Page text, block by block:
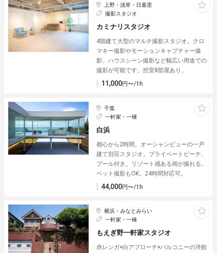
上野・浅草・日暮里
撮影スタジオ
カミナリスタジオ
4階建て大型のマルチ撮影スタジオ。クロ
マキー撮影やモーションキャプチャー撮
影、ハウスシーン撮影など幅広い用途での
撮影が可能です。控室8部屋あり。
11,000円〜/1h
千葉
一軒家・一棟
白浜
都心から2時間。オーシャンビューの一戸
建て別荘スタジオ。プライベートビーチ、
プール付き。リゾート感ある画が撮れる。
ペット撮影もOK。24時間対応可。
44,000円〜/1h
横浜・みなとみらい
一軒家・一棟
もえぎ野一軒家スタジオ
赤レンガ×白アプローチ×バルコニーの洋館